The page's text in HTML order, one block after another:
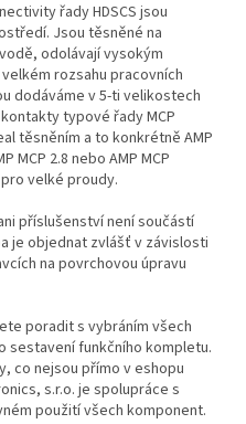
řady HDSCS jsou
Jsou těsněné na
odolávají vysokým
rozsahu pracovních
dodáváme v 5-ti velikostech
typové řady MCP
těsněním a to konkrétně AMP
MCP 2.8 nebo AMP MCP
velké proudy.
příslušenství není součástí
je objednat zvlášť v závislosti
na povrchovou úpravu
poradit s vybráním všech
sestavení funkčního kompletu.
co nejsou přímo v eshopu
s.r.o. je spolupráce s
použití všech komponent.